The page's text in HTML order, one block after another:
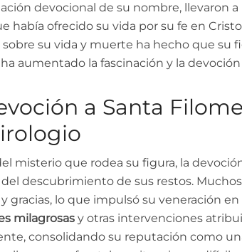
devocional de su nombre, llevaron
había ofrecido su vida por su fe en
su vida y muerte ha hecho que su
aumentado la fascinación y la devoción
a Santa
misterio que rodea su figura, la
descubrimiento de sus restos.
gracias, lo que impulsó su veneración
milagrosas y otras intervenciones
consolidando su reputación como